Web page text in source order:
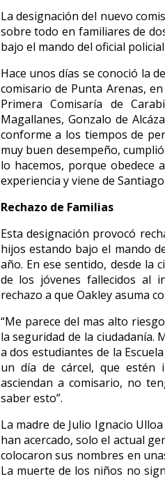
La designación del nuevo
sobre todo en familiares de
bajo el mando del oficial
Hace unos días se conoció la
comisario de Punta Arenas,
Primera Comisaría de
Magallanes, Gonzalo de
conforme a los tiempos de
muy buen desempeño,
lo hacemos, porque obedece
experiencia y viene de
Rechazo de Familias
Esta designación provocó
hijos estando bajo el mando
año. En ese sentido, desde la
de los jóvenes fallecidos al
rechazo a que Oakley asuma
“Me parece del mas alto
la seguridad de la ciudadanía.
a dos estudiantes de la
un día de cárcel, que estén
asciendan a comisario, no
saber esto”.
La madre de Julio Ignacio
han acercado, solo el actual
colocaron sus nombres en
La muerte de los niños no